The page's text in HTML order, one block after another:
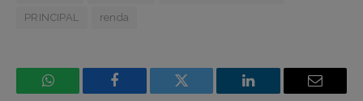
PRINCIPAL renda
WhatsApp Facebook
Incorpore
LinkedIn Email